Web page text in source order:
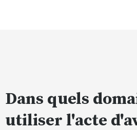
Dans quels
utiliser l'acte